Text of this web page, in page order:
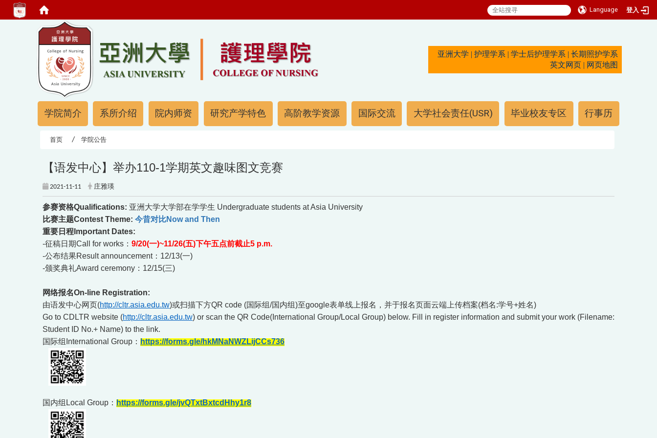
Language
登入
亚洲大学 | 护理学系 | 学士后护理学系 | 长期照护学系
英文网页 | 网页地图
学院简介 系所介绍 院内师资 研究产学特色 高阶教学资源 国际交流 大学社会责任(USR) 毕业校友专区 行事历
首页 学院公告
【语发中心】举办110-1学期英文趣味图文竞赛
2021-11-11 庄雅瑛
参赛资格Qualifications: 亚洲大学大学部在学学生 Undergraduate students at Asia University
比赛主题Contest Theme: 今昔对比Now and Then
重要日程Important Dates:
-征稿日期Call for works： 9/20(一)~11/26(五)下午五点前截止5 p.m.
-公布结果Result announcement：12/13(一)
-颁奖典礼Award ceremony：12/15(三)
网络报名On-line Registration:
由语发中心网页(http://cltr.asia.edu.tw)或扫描下方QR code (国际组/国内组)至google表单线上报名，并于报名页面云端上传档案(档名:学号+姓名)
Go to CDLTR website (http://cltr.asia.edu.tw) or scan the QR Code(International Group/Local Group) below. Fill in register information and submit your work (Filename:
Student ID No.+ Name) to the link.
国际组International Group： https://forms.gle/hkMNaNWZLijCCs736
国内组Local Group： https://forms.gle/jvQTxtBxtcdHhy1r8